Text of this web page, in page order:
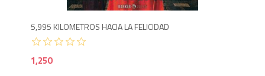
5,995 KILOMETROS HACIA LA FELICIDAD
1,250